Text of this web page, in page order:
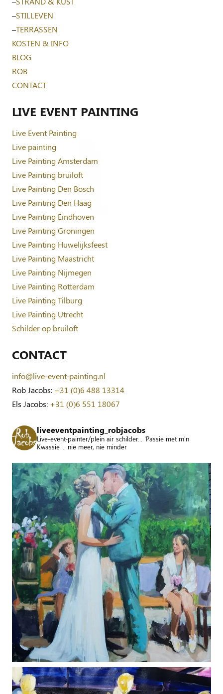
–STILLEVEN
–TERRASSEN
KOSTEN & INFO
BLOG
ROB
CONTACT
LIVE EVENT PAINTING
Live Event Painting
Live painting
Live Painting Amsterdam
Live Painting bruiloft
Live Painting Den Bosch
Live Painting Den Haag
Live Painting Eindhoven
Live Painting Groningen
Live Painting Huwelijksfeest
Live Painting Maastricht
Live Painting Nijmegen
Live Painting Rotterdam
Live Painting Tilburg
Live Painting Utrecht
Schilder op bruiloft
CONTACT
info@live-event-painting.nl
Rob Jacobs: +31 (0)6 488 13314
Els Jacobs: +31 (0)6 551 18067
liveeventpainting_robjacobs
Live-event-painter/plein air schilder... 'Passie met m'n
Kwassie' .. nie meer, nie minder